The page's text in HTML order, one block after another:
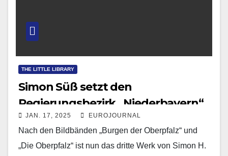
THE LITTLE LIBRARY
Simon Süß setzt den
Regierungsbezirk „Niederbayern“
in Szene
JAN. 17, 2025 EUROJOURNAL
Nach den Bildbänden „Burgen der Oberpfalz“ und
„Die Oberpfalz“ ist nun das dritte Werk von Simon H.